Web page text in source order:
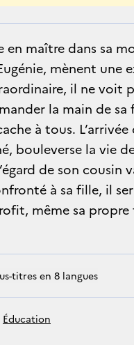
en maître dans sa
mènent une
il ne voit
la main de
à tous.
bouleverse la vie
de son cousin
à sa fille, il
même sa
titres en 8 langues
éducation